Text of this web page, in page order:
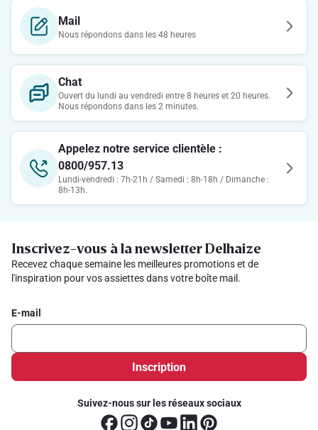
Mail
Nous répondons dans les 48 heures
Chat
Ouvert du lundi au vendredi entre 8 heures et 20 heures.
Nous répondons dans les 2 minutes.
Appelez notre service clientèle :
0800/957.13
Lundi-vendredi : 7h-21h / Samedi : 8h-18h / Dimanche :
8h-13h.
Inscrivez-vous à la newsletter Delhaize
Recevez chaque semaine les meilleures promotions et de
l'inspiration pour vos assiettes dans votre boîte mail.
E-mail
Inscription
Suivez-nous sur les réseaux sociaux